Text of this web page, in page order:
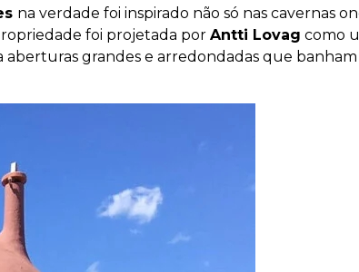
na verdade foi inspirado não só nas cavernas
foi projetada por Antti Lovag como
aberturas grandes e arredondadas que